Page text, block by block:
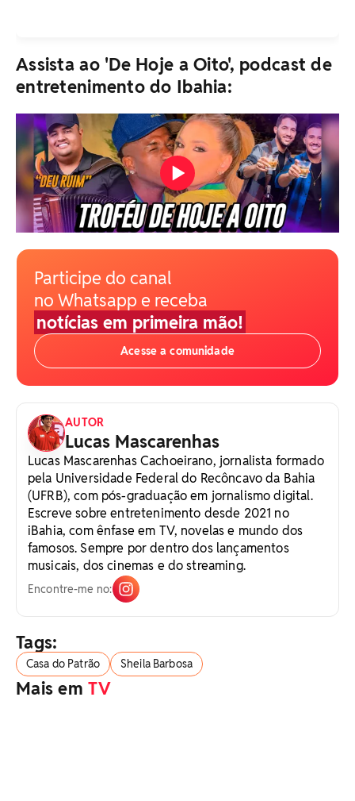
Assista ao 'De Hoje a Oito', podcast de
entretenimento do Ibahia:
Participe do canal
no Whatsapp e receba
notícias em primeira mão!
Acesse a comunidade
AUTOR
Lucas Mascarenhas
Lucas Mascarenhas Cachoeirano, jornalista formado
pela Universidade Federal do Recôncavo da Bahia
(UFRB), com pós-graduação em jornalismo digital.
Escreve sobre entretenimento desde 2021 no
iBahia, com ênfase em TV, novelas e mundo dos
famosos. Sempre por dentro dos lançamentos
musicais, dos cinemas e do streaming.
Encontre-me no:
Tags:
Casa do Patrão Sheila Barbosa
Mais emTV